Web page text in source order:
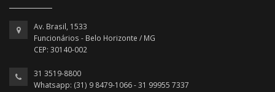
Av. Brasil, 1533
Funcionários - Belo Horizonte / MG
CEP: 30140-002
31 3519-8800
Whatsapp: (31) 9 8479-1066 - 31 99955 7337